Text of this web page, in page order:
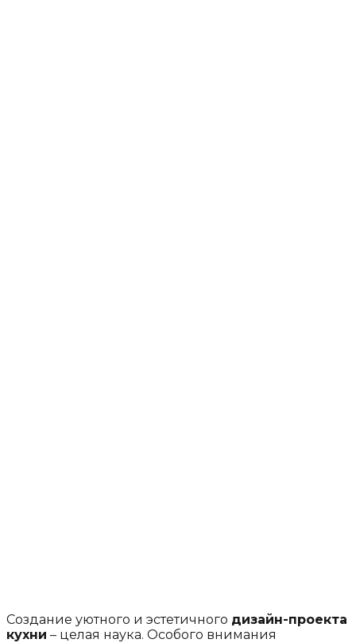
Создание уютного и эстетичного дизайн-проекта
кухни – целая наука. Особого внимания